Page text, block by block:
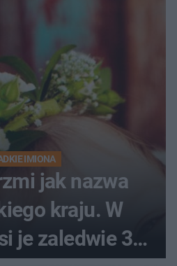
IMIONA
jak nazwa
kraju. W
je zaledwie 3